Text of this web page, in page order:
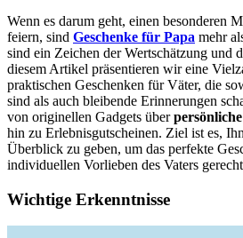
Wenn es darum geht, einen besonderen
feiern, sind Geschenke für Papa mehr
sind ein Zeichen der Wertschätzung und
diesem Artikel präsentieren wir eine
praktischen Geschenken für Väter, die
sind als auch bleibende Erinnerungen
von originellen Gadgets über
hin zu Erlebnisgutscheinen. Ziel ist es,
Überblick zu geben, um das perfekte
individuellen Vorlieben des Vaters
Wichtige Erkenntnisse